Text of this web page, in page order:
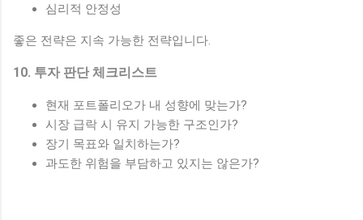
심리적 안정성
좋은 전략은 지속 가능한 전략입니다.
10. 투자 판단 체크리스트
현재 포트폴리오가 내 성향에 맞는가?
시장 급락 시 유지 가능한 구조인가?
장기 목표와 일치하는가?
과도한 위험을 부담하고 있지는 않은가?